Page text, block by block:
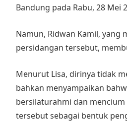
Bandung pada Rabu, 28 Mei
Namun, Ridwan Kamil,
persidangan tersebut,
Menurut Lisa, dirinya tidak
bahkan menyampaikan
bersilaturahmi dan
tersebut sebagai bentuk